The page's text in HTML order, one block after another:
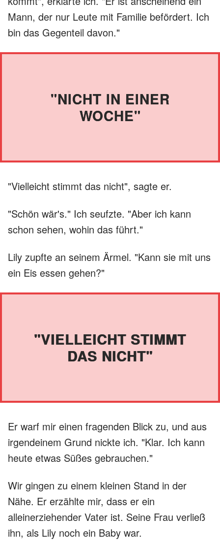
Mann, der nur Leute mit Familie befördert. Ich
bin das Gegenteil davon."
"NICHT IN EINER
WOCHE"
"Vielleicht stimmt das nicht", sagte er.
"Schön wär's." Ich seufzte. "Aber ich kann
schon sehen, wohin das führt."
Lily zupfte an seinem Ärmel. "Kann sie mit uns
ein Eis essen gehen?"
"VIELLEICHT STIMMT
DAS NICHT"
Er warf mir einen fragenden Blick zu, und aus
irgendeinem Grund nickte ich. "Klar. Ich kann
heute etwas Süßes gebrauchen."
Wir gingen zu einem kleinen Stand in der
Nähe. Er erzählte mir, dass er ein
alleinerziehender Vater ist. Seine Frau verließ
ihn, als Lily noch ein Baby war.